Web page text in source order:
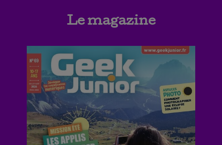
Le magazine